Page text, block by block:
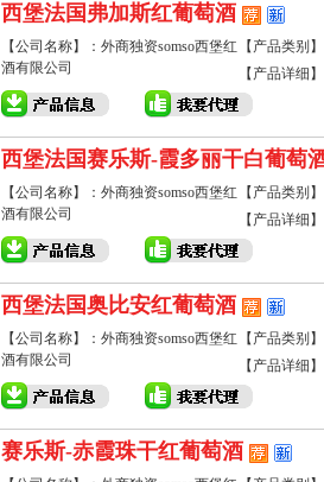
西堡法国弗加斯红葡萄酒
【公司名称】：外商独资somso西堡红
酒有限公司
【产品类别
【产品详细
西堡法国赛乐斯-霞多丽干白葡萄
【公司名称】：外商独资somso西堡红
酒有限公司
【产品类别
【产品详细
西堡法国奥比安红葡萄酒
【公司名称】：外商独资somso西堡红
酒有限公司
【产品类别
【产品详细
赛乐斯-赤霞珠干红葡萄酒